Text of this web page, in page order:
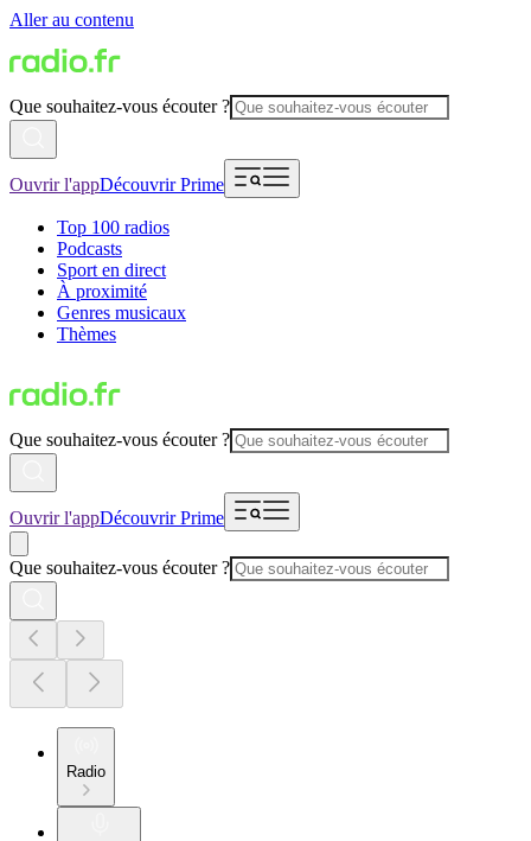
Aller au contenu
Que souhaitez-vous écouter ?
Ouvrir l'appDécouvrir Prime
Top 100 radios
Podcasts
Sport en direct
À proximité
Genres musicaux
Thèmes
Que souhaitez-vous écouter ?
Ouvrir l'appDécouvrir Prime
Que souhaitez-vous écouter ?
Radio